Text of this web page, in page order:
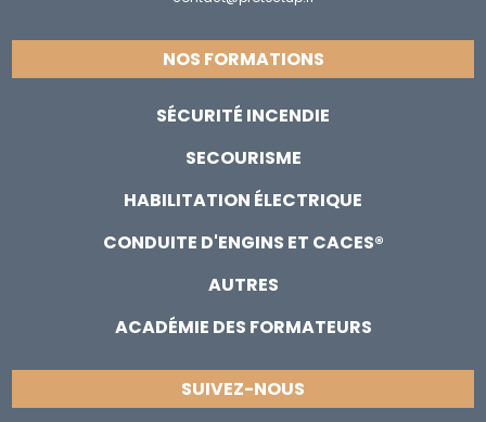
NOS FORMATIONS
SÉCURITÉ INCENDIE
SECOURISME
HABILITATION ÉLECTRIQUE
CONDUITE D'ENGINS ET CACES®
AUTRES
ACADÉMIE DES FORMATEURS
SUIVEZ-NOUS